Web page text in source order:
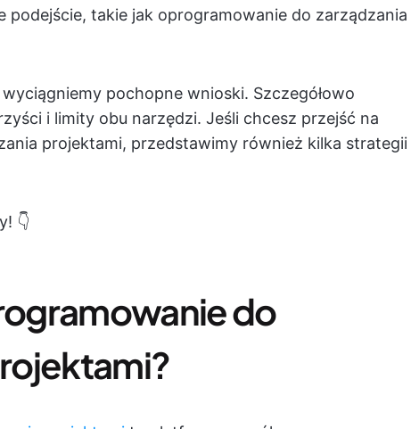
takie jak oprogramowanie do zarządzania
pochopne wnioski. Szczegółowo
i limity obu narzędzi. Jeśli chcesz przejść na
projektami, przedstawimy również kilka strategii
👇
do